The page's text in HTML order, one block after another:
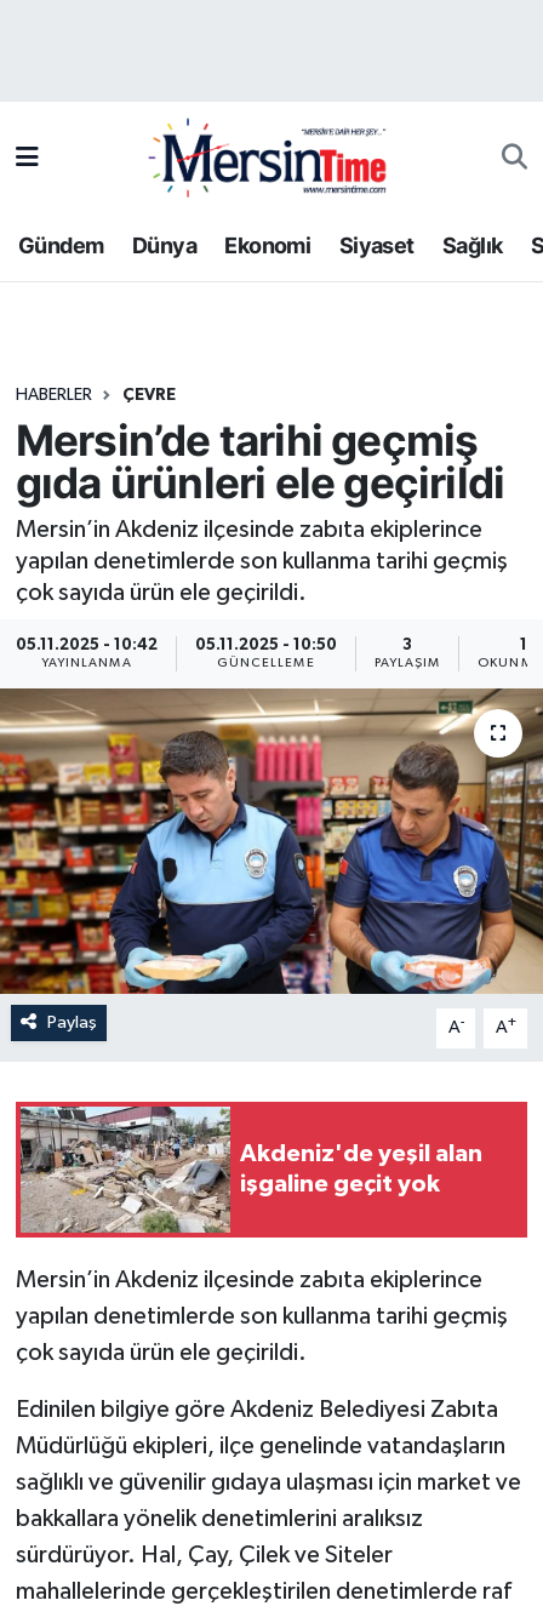
Gündem Dünya Ekonomi Siyaset Sağlık
HABERLER ÇEVRE
Mersin’de tarihi geçmiş
gıda ürünleri ele geçirildi
Mersin’in Akdeniz ilçesinde zabıta ekiplerince
yapılan denetimlerde son kullanma tarihi geçmiş
çok sayıda ürün ele geçirildi.
05.11.2025 - 10:42
YAYINLANMA
05.11.2025 - 10:50
GÜNCELLEME
3
PAYLAŞIM OKUNMA
Paylaş A- A+
Akdeniz'de yeşil alan
işgaline geçit yok
Mersin’in Akdeniz ilçesinde zabıta ekiplerince
yapılan denetimlerde son kullanma tarihi geçmiş
çok sayıda ürün ele geçirildi.
Edinilen bilgiye göre Akdeniz Belediyesi Zabıta
Müdürlüğü ekipleri, ilçe genelinde vatandaşların
sağlıklı ve güvenilir gıdaya ulaşması için market ve
bakkallara yönelik denetimlerini aralıksız
sürdürüyor. Hal, Çay, Çilek ve Siteler
mahallelerinde gerçekleştirilen denetimlerde raf
Bilim-Teknoloji
Dünya
Ekonomi
Gündem
Kültür-Sanat
Resmi İlan
Sağlık
Siyaset
Spor
Yaşam
Trafik Durumu
Tüm Manşetler
Haber Arşivi